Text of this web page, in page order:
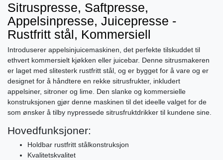
Sitruspresse, Saftpresse,
Appelsinpresse, Juicepresse -
Rustfritt stål, Kommersiell
Introduserer appelsinjuicemaskinen, det perfekte tilskuddet til
ethvert kommersielt kjøkken eller juicebar. Denne sitrusmakeren
er laget med slitesterk rustfritt stål, og er bygget for å vare og er
designet for å håndtere en rekke sitrusfrukter, inkludert
appelsiner, sitroner og lime. Den slanke og kommersielle
konstruksjonen gjør denne maskinen til det ideelle valget for de
som ønsker å tilby nypressede sitrusfruktdrikker til kundene sine.
Hovedfunksjoner:
Holdbar rustfritt stålkonstruksjon
Kvalitetskvalitet